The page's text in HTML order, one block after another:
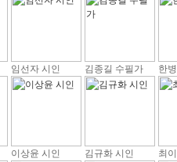
임선자 시인 김종길 수필가 한
이상윤 시인 김규화 시인 최